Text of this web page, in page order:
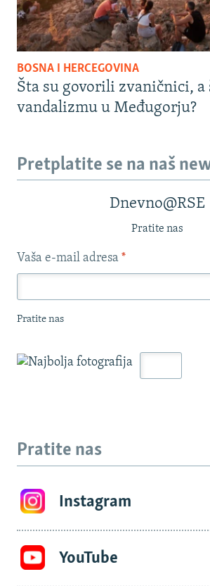
BOSNA I HERCEGOVINA
Šta su govorili zvaničnici, a
vandalizmu u Međugorju?
Pretplatite se na naš
Dnevno@RSE
Pratite nas
Vaša e-mail adresa *
Pratite nas
Pratite nas
Instagram
YouTube